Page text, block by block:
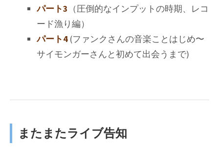
パート3 （圧倒的なインプットの時期、レコ
ード漁り編）
パート4 (ファンクさんの音楽ことはじめ〜
サイモンガーさんと初めて出会うまで)
またまたライブ告知